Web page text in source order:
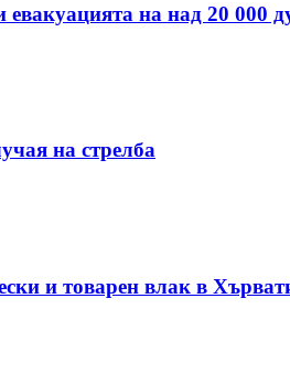
на над 20 000
на стрелба
и товарен влак в